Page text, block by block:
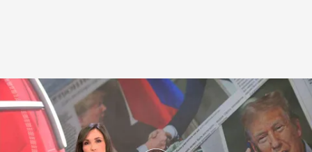
Las noticias, de la mano de Lidia Camón
Redacción digital Noticias Cuatro
19 MAR 2025 - 16:23h.